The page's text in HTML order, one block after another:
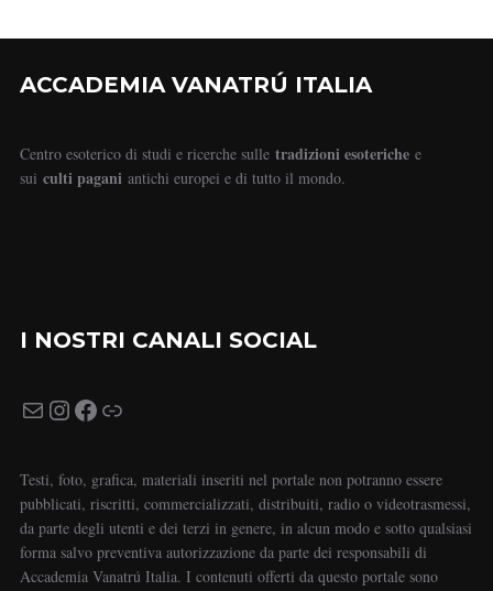
ACCADEMIA VANATRÚ ITALIA
Centro esoterico di studi e ricerche sulletradizioni esoterichee
sui culti pagani antichi europei e di tutto il mondo.
I NOSTRI CANALI SOCIAL
Testi, foto, grafica, materiali inseriti nel portale non potranno essere
pubblicati, riscritti, commercializzati, distribuiti, radio o videotrasmessi,
da parte degli utenti e dei terzi in genere, in alcun modo e sotto qualsiasi
forma salvo preventiva autorizzazione da parte dei responsabili di
Accademia Vanatrú Italia. I contenuti offerti da questo portale sono